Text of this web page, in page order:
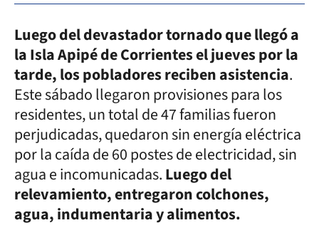
Luego del devastador tornado que llegó a
la Isla Apipé de Corrientes el jueves por la
tarde, los pobladores reciben asistencia.
Este sábado llegaron provisiones para los
residentes, un total de 47 familias fueron
perjudicadas, quedaron sin energía eléctrica
por la caída de 60 postes de electricidad, sin
agua e incomunicadas.Luego del
relevamiento, entregaron colchones,
agua, indumentaria y alimentos.